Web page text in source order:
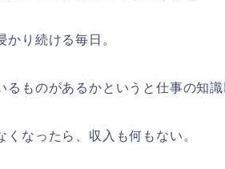
かり続ける毎日。
るものがあるかというと仕事の知識
くなったら、収入も何もない。